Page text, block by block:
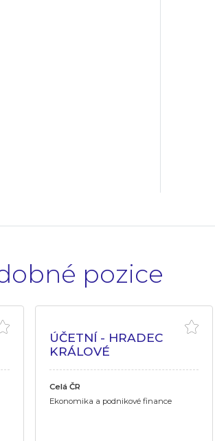
pozice
ÚČETNÍ - HRADEC
KRÁLOVÉ
Celá ČR
Ekonomika a podnikové finance